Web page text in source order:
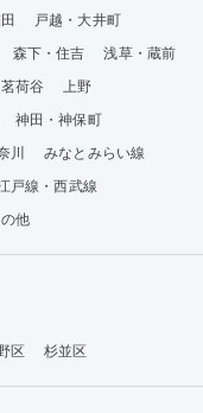
戸越・大井町
森下・住吉
浅草・蔵前
荷谷
上野
神田・神保町
川
みなとみらい線
戸線・西武線
他
区 杉並区